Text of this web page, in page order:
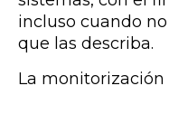
incluso cuando
que las describa.
La